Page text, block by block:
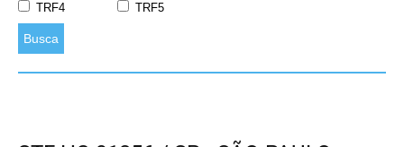
TRF4
TRF5
Busca